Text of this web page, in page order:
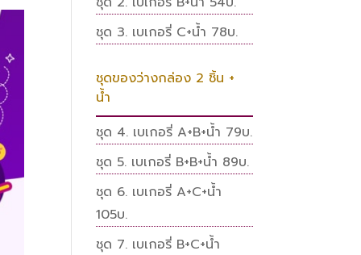
ชุด 3. เบเกอรี่ C+น้ำ 78บ.
ชุดของว่างกล่อง 2 ชิ้น +
น้ำ
ชุด 4. เบเกอรี่ A+B+น้ำ 79บ.
ชุด 5. เบเกอรี่ B+B+น้ำ 89บ.
ชุด 6. เบเกอรี่ A+C+น้ำ
105บ.
ชุด 7. เบเกอรี่ B+C+น้ำ